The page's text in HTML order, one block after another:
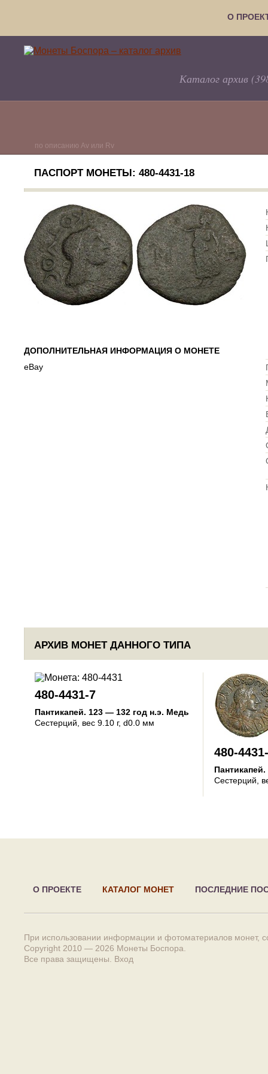
О
Каталог архив
по описанию Av или Rv
ПАСПОРТ МОНЕТЫ: 480-4431-18
ДОПОЛНИТЕЛЬНАЯ ИНФОРМАЦИЯ О МОНЕТЕ
еВау
АРХИВ МОНЕТ ДАННОГО ТИПА
480-4431-7
Пантикапей. 123 — 132 год н.э. Медь
Сестерций , вес 9.10 г, d0.0 мм
480-
Пантикапей.
Сестерций ,
О ПРОЕКТЕ КАТАЛОГ МОНЕТ ПОСЛЕДНИЕ
При использовании информации и фотоматериалов монет,
Copyright 2010 — 2026 Монеты Боспора
Все права защищены. Вход